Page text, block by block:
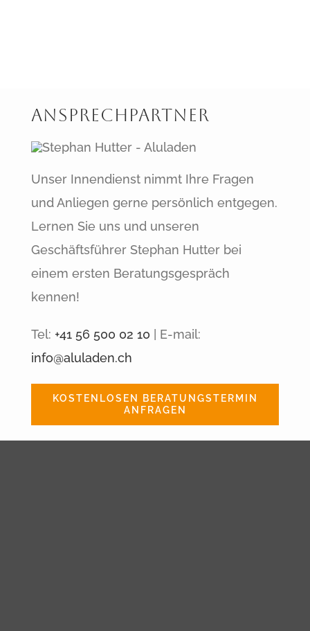
Ansprechpartner
Unser Innendienst nimmt Ihre Fragen
und Anliegen gerne persönlich entgegen.
Lernen Sie uns und unseren
Geschäftsführer Stephan Hutter bei
einem ersten Beratungsgespräch
kennen!
Tel: +41 56 500 02 10 | E-mail:
info@aluladen.ch
KOSTENLOSEN BERATUNGSTERMIN
ANFRAGEN